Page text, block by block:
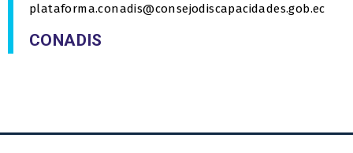
plataforma.conadis@consejodiscapacidades.gob.ec
CONADIS